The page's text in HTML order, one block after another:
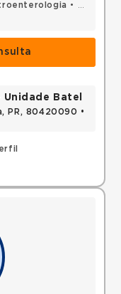
•
Batel
PR, 80420090 •